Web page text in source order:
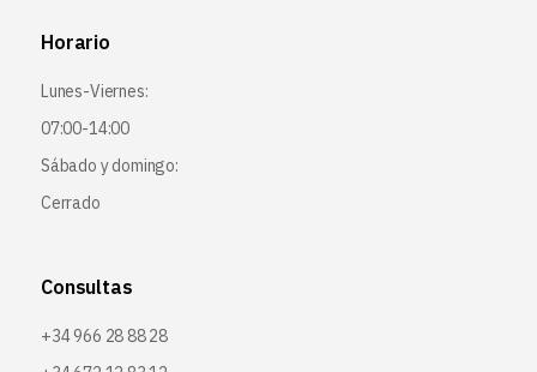
Horario
Lunes-Viernes:
07:00-14:00
Sábado y domingo:
Cerrado
Consultas
+34 966 28 88 28